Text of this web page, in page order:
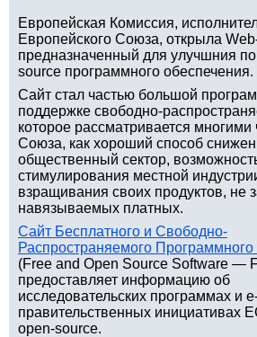
Европейская Комиссия,
Европейского Союза, открыла
предназначенный для улучшния
source программного обеспечения.
Сайт стал частью большой
поддержке свободно-
которое рассматривается многими
Союза, как хороший способ
общественный сектор,
стимулирования местной
взращивания своих продуктов, не
навязываемых платных.
Сайт Бесплатного и Свободно-
Распространяемого
(Free and Open Source Software —
предоставляет информацию об
исследовательских программах и
правительственных инициативах
open-source.